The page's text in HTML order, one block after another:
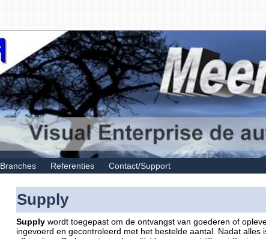
Branches Referenties Contact/Support
Supply
Supplywordt toegepast om de ontvangst van goederen of
ingevoerd en gecontroleerd met het bestelde aantal. Nadat